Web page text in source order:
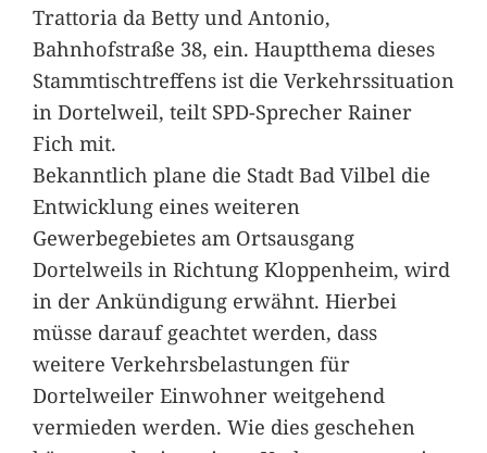
Trattoria da Betty und Antonio,
Bahnhofstraße 38, ein. Hauptthema dieses
Stammtischtreffens ist die Verkehrssituation
in Dortelweil, teilt SPD-Sprecher Rainer
Fich mit.
Bekanntlich plane die Stadt Bad Vilbel die
Entwicklung eines weiteren
Gewerbegebietes am Ortsausgang
Dortelweils in Richtung Kloppenheim, wird
in der Ankündigung erwähnt. Hierbei
müsse darauf geachtet werden, dass
weitere Verkehrsbelastungen für
Dortelweiler Einwohner weitgehend
vermieden werden. Wie dies geschehen